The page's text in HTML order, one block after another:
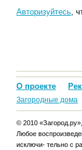
Авторизуйтесь,
О проекте
Загородные дома
© 2010
Любое
исключи- тельно с